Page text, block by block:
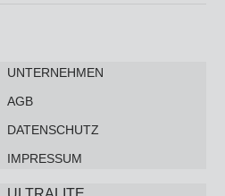
UNTERNEHMEN
AGB
DATENSCHUTZ
IMPRESSUM